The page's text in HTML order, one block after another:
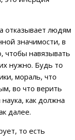
отказывает людям
значимости, в
чтобы навязывать
нужно. Будь то
мораль, что
во что верить
как должна
далее.
то есть